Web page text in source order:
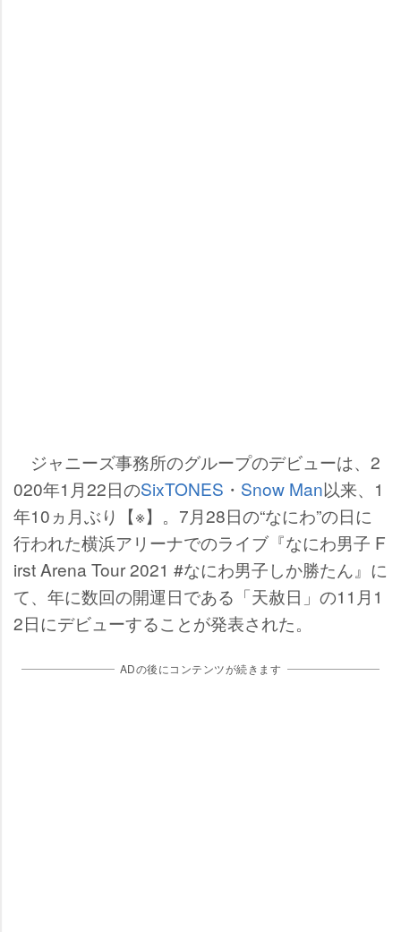
ジャニーズ事務所のグループのデビューは、2
020年1月22日のSixTONES ・ Snow Man以来、1
年10ヵ月ぶり【※】。7月28日の“なにわ”の日に
行われた横浜アリーナでのライブ『なにわ男子 F
irst Arena Tour 2021 #なにわ男子しか勝たん』に
て、年に数回の開運日である「天赦日」の11月1
2日にデビューすることが発表された。
ADの後にコンテンツが続きます